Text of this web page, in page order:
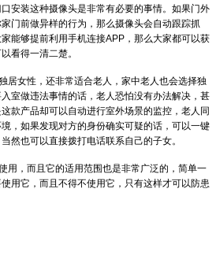
安装这种摄像头是非常有必要的事情。如果门外
门前做异样的行为，那么摄像头会自动跟踪抓
能够提前利用手机连接APP，那么大家都可以获
看得一清二楚。
居女性，还非常适合老人，家中老人也会选择独
室做违法事情的话，老人恐怕没有办法解决，甚
款产品却可以自动进行室外场景的监控，老人同
，如果发现对方的身份确实可疑的话，可以一键
然也可以直接拨打电话联系自己的子女。
用，而且它的适用范围也是非常广泛的，简单一
用它，而且不得不使用它，只有这样才可以防患